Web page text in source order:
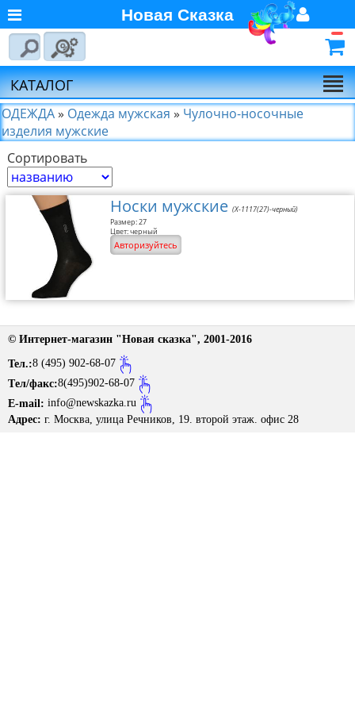
Главная
О компании
Новости
Выбор по брендам
Партнёрам
Калькулятора доставки
Байкал-Сервис
Калькулятора доставки
Первая
Экспедиционная
Компания
Деловые Линии
Размерная сетка
Контакты
Обратная связь
Новая Сказка
Регистрация
Авторизуйтесь
КАТАЛОГ
ОДЕЖДА» Одежда мужская » Чулочно-носочные
изделия мужские
Сортировать
Носки мужские (Х-1117(27)-черный)
Размер: 27
Цвет: черный
Авторизуйтесь
© Интернет-магазин "Новая сказка", 2001-2016
Тел.:8 (495) 902-68-07
Tел/факс:8(495)902-68-07
E-mail: info@newskazka.ru
Адрес: г. Москва, улица Речников, 19. второй этаж. офис 28